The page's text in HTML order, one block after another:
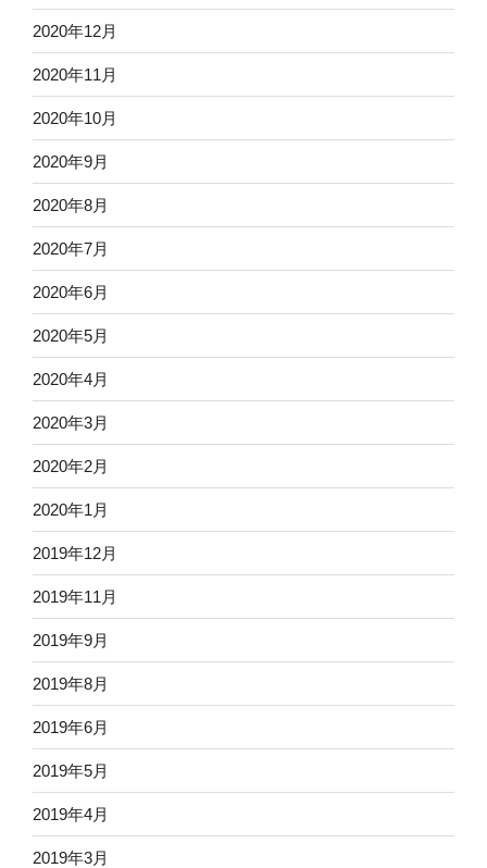
2020年12月
2020年11月
2020年10月
2020年9月
2020年8月
2020年7月
2020年6月
2020年5月
2020年4月
2020年3月
2020年2月
2020年1月
2019年12月
2019年11月
2019年9月
2019年8月
2019年6月
2019年5月
2019年4月
2019年3月